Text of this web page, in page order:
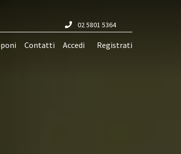
02 5801 5364
Contatti Accedi Registrati